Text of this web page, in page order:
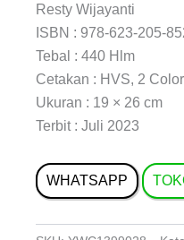
Resty Wijayanti
ISBN : 978-623-205-
Tebal : 440 Hlm
Cetakan : HVS, 2 Color
Ukuran : 19 × 26 cm
Terbit : Juli 2023
WHATSAPP